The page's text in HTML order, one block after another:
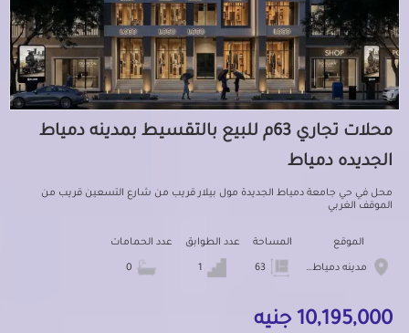
محلات تجاري 63م للبيع بالتقسيط بمدينه دمياط
الجديده دمياط
محل في حي جامعة دمياط الجديدة مول بيلار قريب من شارع التسعين قريب من
الموقف الغربي
الموقع
مدينه دمياط الجديده
المساحة
63
عدد الطوابق عدد الحمامات
10,195,000 جنيه